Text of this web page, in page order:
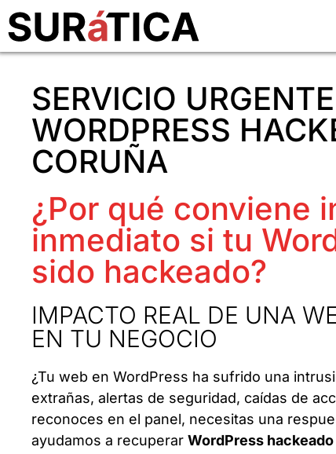
SERVICIO
WORDPRESS
CORUÑA
¿Por qué conviene
inmediato si tu
sido hackeado?
IMPACTO REAL DE UNA
EN TU NEGOCIO
¿Tu web en WordPress ha sufrido una
extrañas, alertas de seguridad, caídas de
reconoces en el panel, necesitas una
ayudamos a recuperar WordPress hackeado